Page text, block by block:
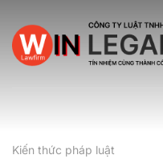
qua
nội
dung
Kiến thức pháp luật